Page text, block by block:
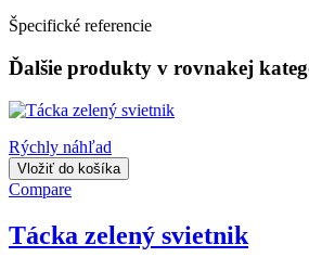
Špecifické referencie
Ďalšie produkty v rovnakej
Rýchly náhľad
Vložiť do košíka
Compare
Tácka zelený svietnik